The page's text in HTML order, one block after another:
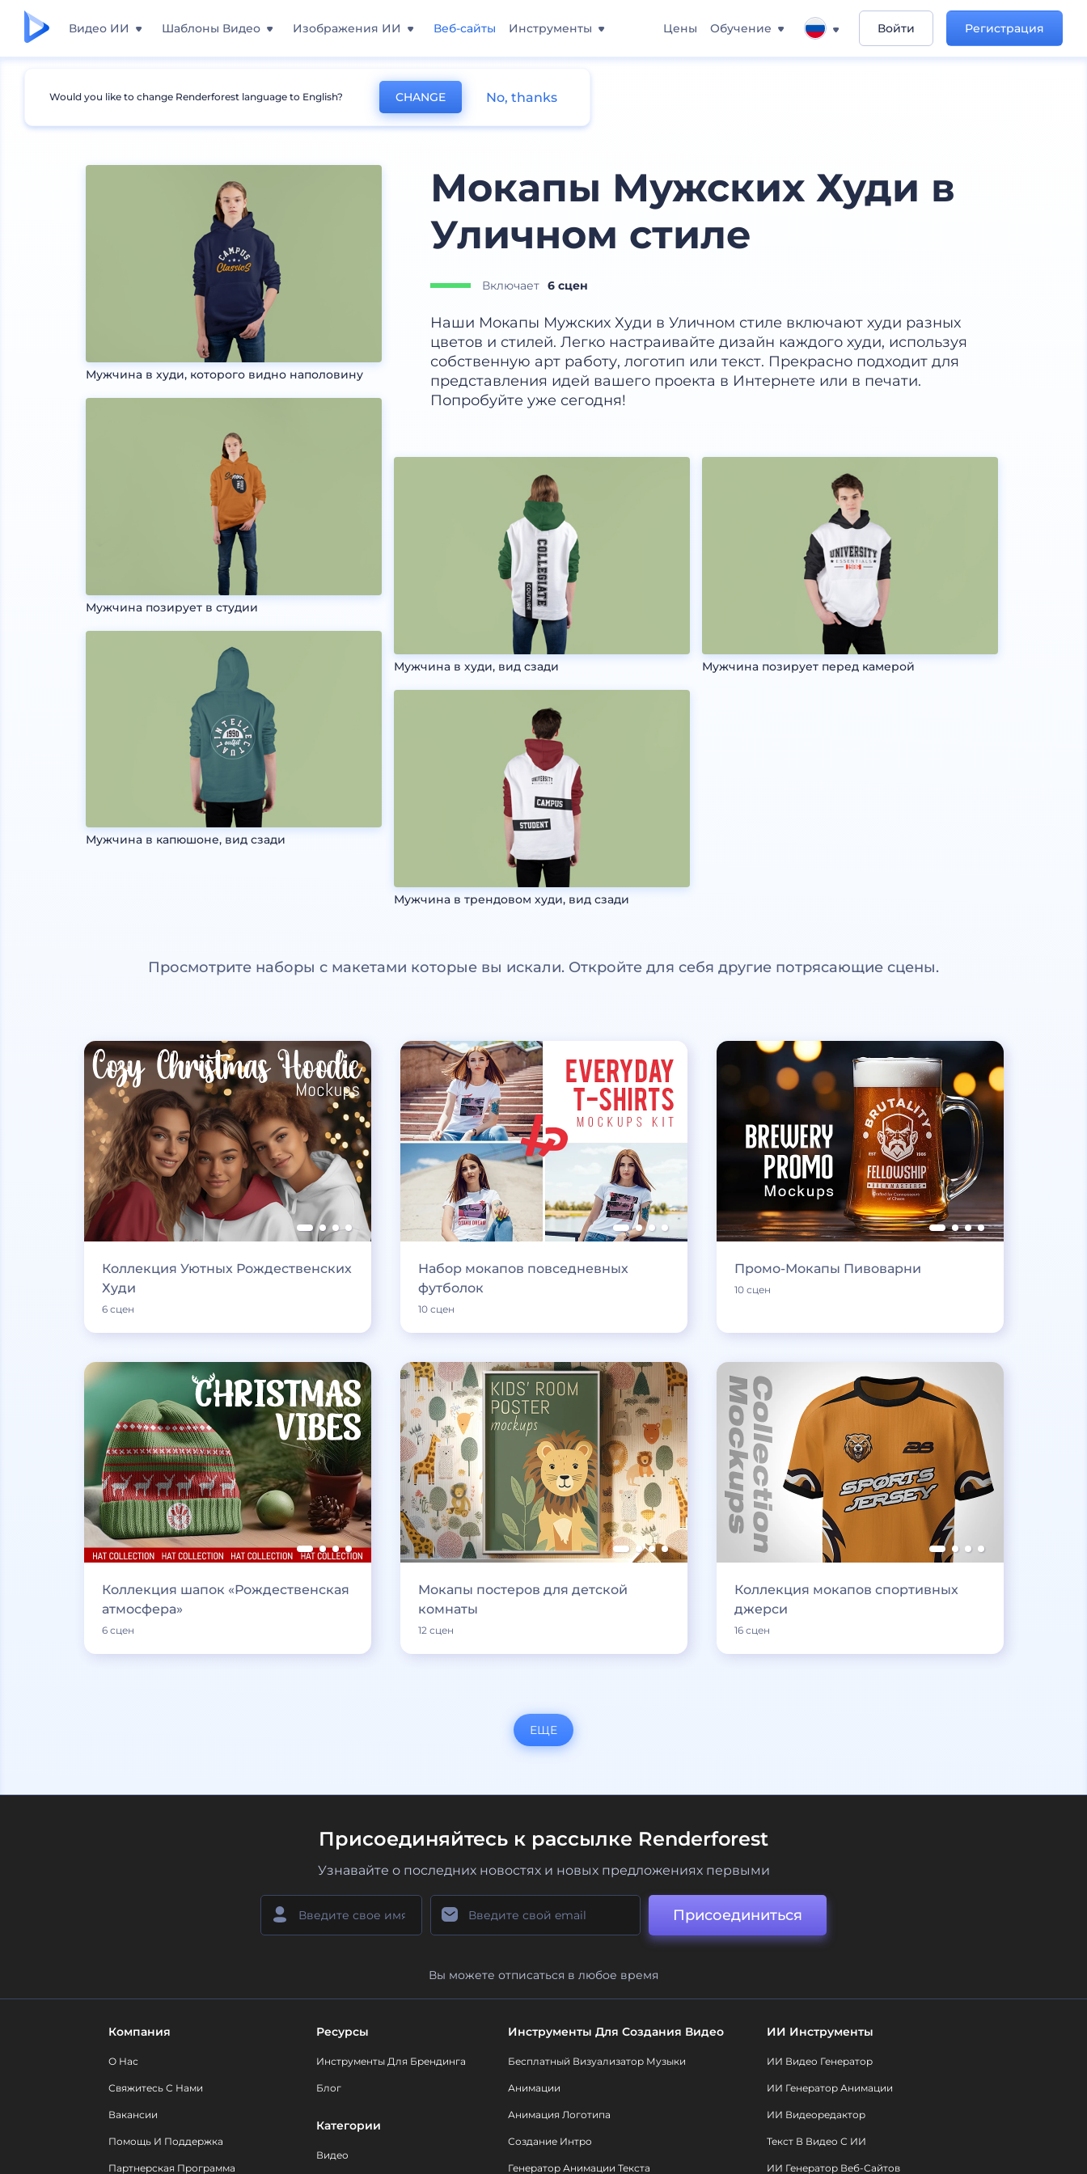
Видео ИИ Шаблоны Видео Изображения ИИ Веб-сайты Инструменты Цены Обучение Войти Регистрация
Мокапы Одежда Мокапы толстовок
Мужчина в худи, которого видно наполовину
Мужчина позирует в студии
Мужчина в капюшоне, вид сзади
Мокапы Мужских Худи в
Уличном стиле
Включает 6 сцен
Наши Мокапы Мужских Худи в Уличном стиле включают худи разных
цветов и стилей. Легко настраивайте дизайн каждого худи, используя
собственную арт работу, логотип или текст. Прекрасно подходит для
представления идей вашего проекта в Интернете или в печати.
Попробуйте уже сегодня!
Мужчина в худи, вид сзади
Мужчина в трендовом худи, вид сзади
Мужчина позирует перед камерой
Просмотрите наборы с макетами которые вы искали. Откройте для себя другие потрясающие сцены.
Коллекция Уютных Рождественских
Худи
6 сцен
Набор мокапов повседневных
футболок
10 сцен
Промо-Мокапы Пивоварни
10 сцен
Коллекция шапок «Рождественская
атмосфера»
6 сцен
Мокапы постеров для детской
комнаты
12 сцен
Коллекция мокапов спортивных
джерси
16 сцен
ЕЩЕ
Присоединяйтесь к рассылке Renderforest
Узнавайте о последних новостях и новых предложениях первыми
Присоединиться
Вы можете отписаться в любое время
Компания
О Нас
Свяжитесь С Нами
Вакансии
Помощь И Поддержка
Партнерская Программа
Ресурсы
Инструменты Для Брендинга
Блог
Категории
Видео
Инструменты Для Создания Видео
Бесплатный Визуализатор Музыки
Анимации
Анимация Логотипа
Создание Интро
Генератор Анимации Текста
ИИ Инструменты
ИИ Видео Генератор
ИИ Генератор Анимации
ИИ Видеоредактор
Текст В Видео С ИИ
ИИ Генератор Веб-Сайтов
Would you like to change Renderforest language to English? CHANGE No, thanks